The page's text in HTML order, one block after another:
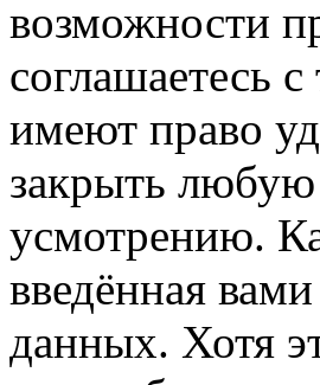
возможности
соглашаетесь
имеют право
закрыть
усмотрению.
введённая
данных. Хотя